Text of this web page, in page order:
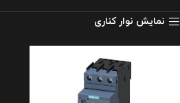
نمایش نوار کناری